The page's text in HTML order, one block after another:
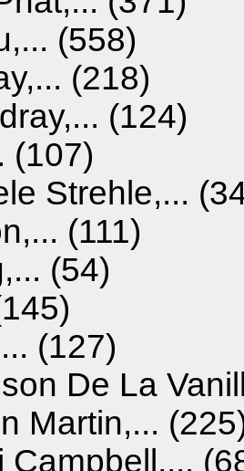
(558)
(218)
(124)
(107)
Strehle,...
(111)
(54)
(127)
De La
Martin,...
Campbell,...